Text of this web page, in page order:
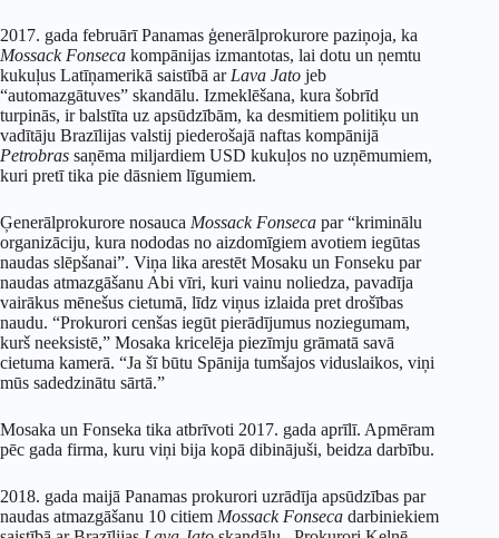
2017. gada februārī Panamas ģenerālprokurore paziņoja, ka
Mossack Fonseca kompānijas izmantotas, lai dotu un ņemtu
kukuļus Latīņamerikā saistībā arLava Jato jeb
“automazgātuves” skandālu. Izmeklēšana, kura šobrīd
turpinās, ir balstīta uz apsūdzībām, ka desmitiem politiķu un
vadītāju Brazīlijas valstij piederošajā naftas kompānijā
Petrobras saņēma miljardiem USD kukuļos no uzņēmumiem,
kuri pretī tika pie dāsniem līgumiem.
Ģenerālprokurore nosauca Mossack Fonseca par “kriminālu
organizāciju, kura nododas no aizdomīgiem avotiem iegūtas
naudas slēpšanai”. Viņa lika arestēt Mosaku un Fonseku par
naudas atmazgāšanu Abi vīri, kuri vainu noliedza, pavadīja
vairākus mēnešus cietumā, līdz viņus izlaida pret drošības
naudu. “Prokurori cenšas iegūt pierādījumus noziegumam,
kurš neeksistē,” Mosaka kricelēja piezīmju grāmatā savā
cietuma kamerā. “Ja šī būtu Spānija tumšajos viduslaikos, viņi
mūs sadedzinātu sārtā.”
Mosaka un Fonseka tika atbrīvoti 2017. gada aprīlī. Apmēram
pēc gada firma, kuru viņi bija kopā dibinājuši, beidza darbību.
2018. gada maijā Panamas prokurori uzrādīja apsūdzības par
naudas atmazgāšanu 10 citiem Mossack Fonseca darbiniekiem